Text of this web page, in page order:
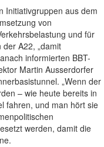
Initiativgruppen aus dem
von
und für
A22, „damit
informierten BBT-
Martin Ausserdorfer
„Wenn der
– wie heute bereits in
fahren, und man hört sie
werden, damit die